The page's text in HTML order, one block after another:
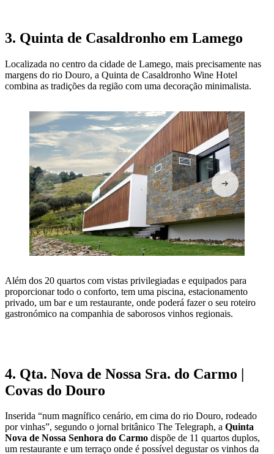
3. Quinta de Casaldronho em Lamego
Localizada no centro da cidade de Lamego, mais precisamente nas
margens do rio Douro, a Quinta de Casaldronho Wine Hotel
combina as tradições da região com uma decoração minimalista.
Além dos 20 quartos com vistas privilegiadas e equipados para
proporcionar todo o conforto, tem uma piscina, estacionamento
privado, um bar e um restaurante, onde poderá fazer o seu roteiro
gastronómico na companhia de saborosos vinhos regionais.
4. Qta. Nova de Nossa Sra. do Carmo |
Covas do Douro
Inserida “num magnífico cenário, em cima do rio Douro, rodeado
por vinhas”, segundo o jornal britânico The Telegraph, a Quinta
Nova de Nossa Senhora do Carmo dispõe de 11 quartos duplos,
um restaurante e um terraço onde é possível degustar os vinhos da